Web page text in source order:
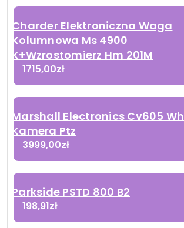
Charder Elektroniczna Waga
Kolumnowa Ms 4900
K+Wzrostomierz Hm 201M
1715,00zł
Marshall Electronics Cv605 Wh
Kamera Ptz
3999,00zł
Parkside PSTD 800 B2
198,91zł